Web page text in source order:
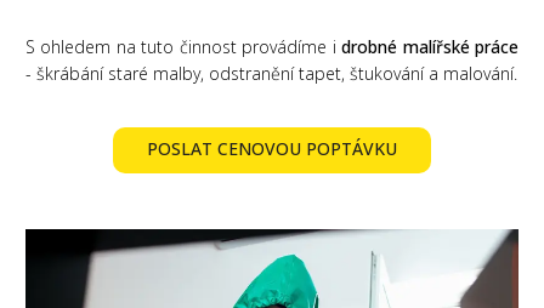
S ohledem na tuto činnost provádíme idrobné malířské práce
- škrábání staré malby, odstranění tapet, štukování a malování.
POSLAT CENOVOU POPTÁVKU